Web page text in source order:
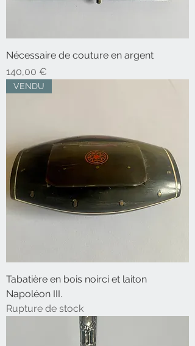
Nécessaire de couture en argent
Prix
140,00 €
VENDU
Tabatière en bois noirci et laiton
Napoléon III.
Rupture de stock